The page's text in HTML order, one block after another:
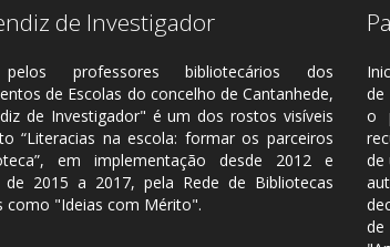
de Investigador
professores bibliotecários dos
de Escolas do concelho de Cantanhede,
de Investigador" é um dos rostos visíveis
“Literacias na escola: formar os parceiros
em implementação desde 2012 e
de 2015 a 2017, pela Rede de Bibliotecas
como "Ideias com Mérito".
de
o
de